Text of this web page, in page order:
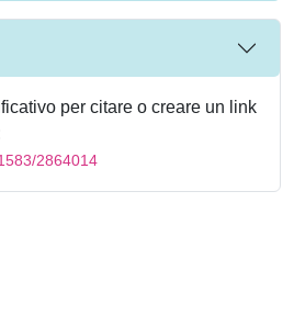
per citare o creare un link
2864014